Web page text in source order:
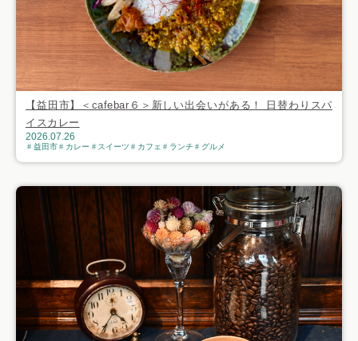
【益田市】＜cafebar６＞新しい出会いがある！ 日替わりスパ
イスカレー
2026.07.26
益田市 カレー スイーツ カフェ ランチ グルメ